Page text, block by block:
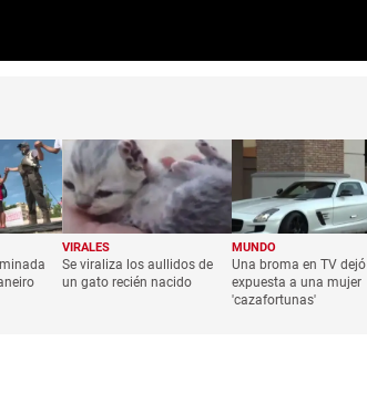
VIRALES
Se viraliza los aullidos de
un gato recién nacido
MUNDO
Una broma en TV dejó
expuesta a una mujer
'cazafortunas'